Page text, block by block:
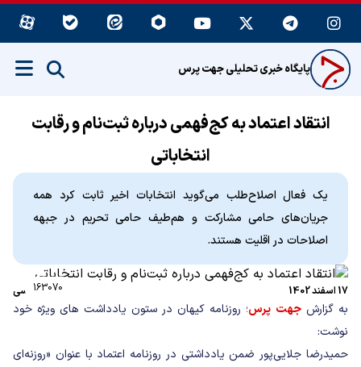
پایگاه خبری تحلیلی جهت پرس
انتقاد اعتماد به کج‌فهمی درباره ثبت‌نام و رقابت
انتخاباتی
یک فعال اصلاح‌طلب می‌گوید انتخابات اخیر ثابت کرد همه
جریان‌های حامی مشارکت و هم‌طیف حامی تحریم در جبهه
اصلاحات در اقلیت هستند.
163070 17 اسفند 1402 سیاسی
به گزارشجهت پرس؛ روزنامه کیهان در ستون یادداشت های ویژه خود
نوشت:
حمیدرضا جلایی‌پور ضمن یادداشتی در روزنامه اعتماد با عنوان «روزنه‌ای